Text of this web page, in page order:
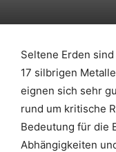
Seltene Erden
17 silbrigen
eignen sich sehr
rund um kritische
Bedeutung für die
Abhängigkeiten